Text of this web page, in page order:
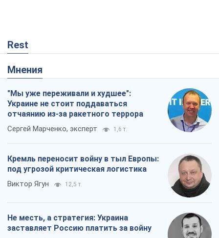
Rest
Мнения
"Мы уже переживали и худшее":
Украине не стоит поддаваться
отчаянию из-за ракетного террора
Сергей Марченко, эксперт 1,6 т.
Кремль переносит войну в тыл Европы:
под угрозой критическая логистика
Виктор Ягун 12,5 т.
Не месть, а стратегия: Украина
заставляет Россию платить за войну